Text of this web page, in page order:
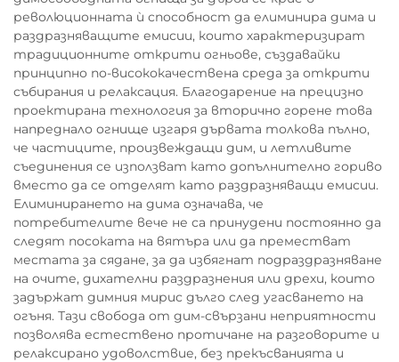
революционната ѝ способност да елиминира дима и
раздразняващите емисии, които характеризират
традиционните открити огньове, създавайки
принципно по-висококачествена среда за открити
събирания и релаксация. Благодарение на прецизно
проектирана технология за вторично горене това
напреднало огнище изгаря дървата толкова пълно,
че частиците, произвеждащи дим, и летливите
съединения се използват като допълнително гориво
вместо да се отделят като раздразняващи емисии.
Елиминирането на дима означава, че
потребителите вече не са принудени постоянно да
следят посоката на вятъра или да преместват
местата за сядане, за да избягнат подраздразняване
на очите, дихателни раздразнения или дрехи, които
задържат димния мирис дълго след угасването на
огъня. Тази свобода от дим-свързани неприятности
позволява естествено протичане на разговорите и
релаксирано удоволствие, без прекъсванията и